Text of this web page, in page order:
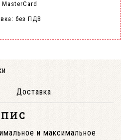
без ПДВ
Доставка
и максимальное